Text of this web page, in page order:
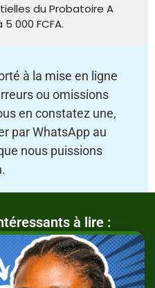
du Probatoire A
000 FCFA.
à la mise en ligne
ou omissions
en constatez une,
par WhatsApp au
nous puissions
à lire :